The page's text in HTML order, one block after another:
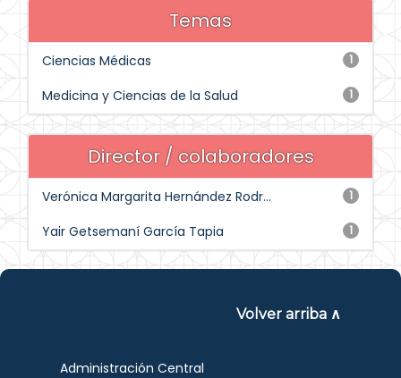
Temas
1
Ciencias Médicas
1
Medicina y Ciencias de la Salud
Director / colaboradores
1
Verónica Margarita Hernández Rodr...
1
Yair Getsemaní García Tapia
Volver arriba ∧
Administración Central